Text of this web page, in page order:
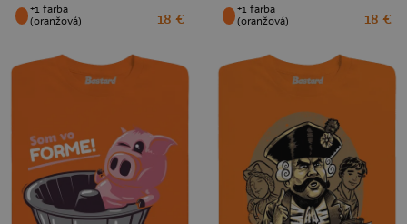
XS S M 3XL
+1 farba
(oranžová)
18 € XS S M 3XL
+1 farba
(oranžová)
18 €